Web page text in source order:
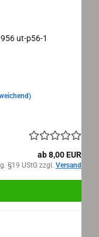
ut-p56-1
ab 8,00 EUR
§19 UStG zzgl. Versand